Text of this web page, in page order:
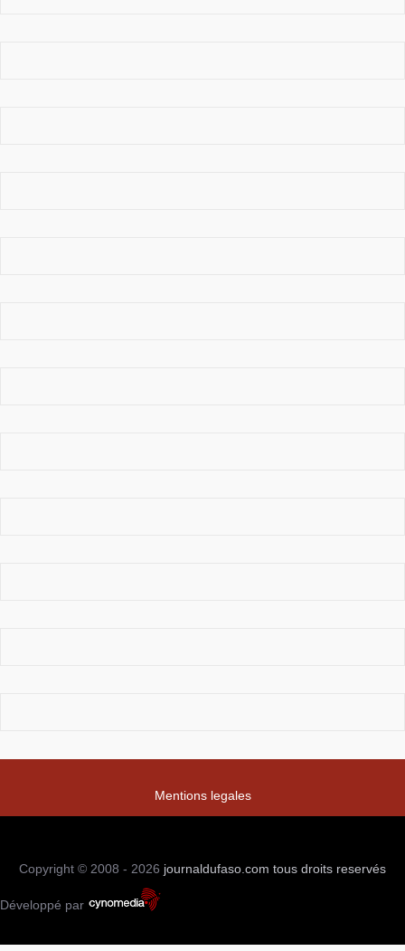
Mentions legales
Copyright © 2008 - 2026 journaldufaso.com tous droits reservés
Développé par